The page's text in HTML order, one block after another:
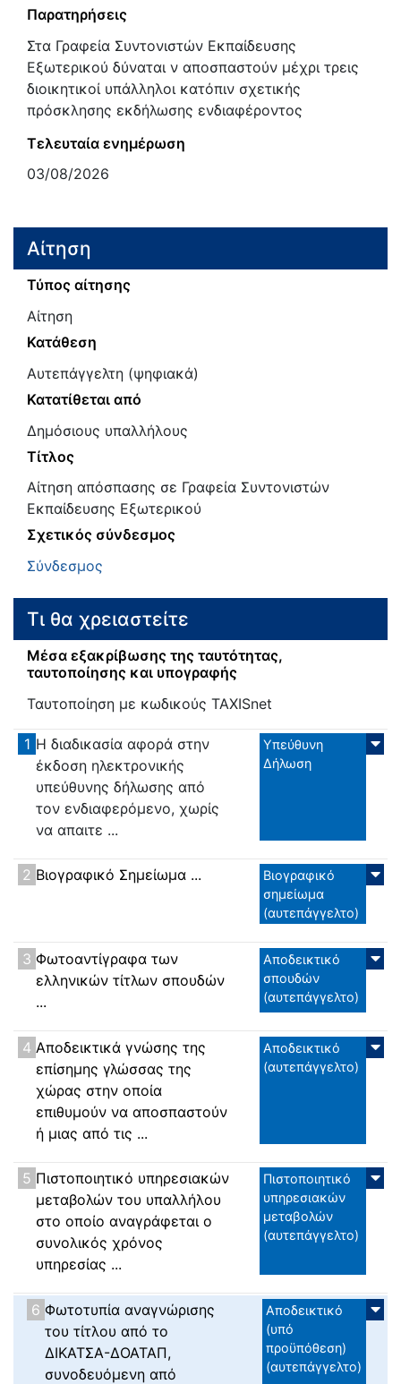
Παρατηρήσεις
Στα Γραφεία Συντονιστών Εκπαίδευσης
Εξωτερικού δύναται ν αποσπαστούν μέχρι τρεις
διοικητικοί υπάλληλοι κατόπιν σχετικής
πρόσκλησης εκδήλωσης ενδιαφέροντος
Τελευταία ενημέρωση
03/08/2026
Αίτηση
Τύπος αίτησης
Αίτηση
Κατάθεση
Αυτεπάγγελτη (ψηφιακά)
Κατατίθεται από
Δημόσιους υπαλλήλους
Τίτλος
Αίτηση απόσπασης σε Γραφεία Συντονιστών
Εκπαίδευσης Εξωτερικού
Σχετικός σύνδεσμος
Σύνδεσμος
Τι θα χρειαστείτε
Μέσα εξακρίβωσης της ταυτότητας,
ταυτοποίησης και υπογραφής
Ταυτοποίηση με κωδικούς TAXISnet
1 Η διαδικασία αφορά στην
έκδοση ηλεκτρονικής
υπεύθυνης δήλωσης από
τον ενδιαφερόμενο, χωρίς
να απαιτε ...
Υπεύθυνη
Δήλωση
2 Βιογραφικό Σημείωμα ...
Βιογραφικό
σημείωμα
(αυτεπάγγελτο)
3 Φωτοαντίγραφα των
ελληνικών τίτλων σπουδών
...
Αποδεικτικό
σπουδών
(αυτεπάγγελτο)
4 Αποδεικτικά γνώσης της
επίσημης γλώσσας της
χώρας στην οποία
επιθυμούν να αποσπαστούν
ή μιας από τις ...
Αποδεικτικό
(αυτεπάγγελτο)
5 Πιστοποιητικό υπηρεσιακών
μεταβολών του υπαλλήλου
στο οποίο αναγράφεται ο
συνολικός χρόνος
υπηρεσίας ...
Πιστοποιητικό
υπηρεσιακών
μεταβολών
(αυτεπάγγελτο)
6 Φωτοτυπία αναγνώρισης
του τίτλου από το
ΔΙΚΑΤΣΑ-ΔΟΑΤΑΠ,
συνοδευόμενη από
Αποδεικτικό
(υπό
προϋπόθεση)
(αυτεπάγγελτο)